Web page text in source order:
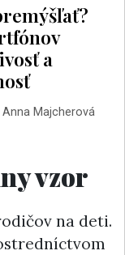
a
Anna Majcherová
vzor
na deti.